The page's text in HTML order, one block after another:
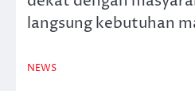
langsung kebutuhan
NEWS